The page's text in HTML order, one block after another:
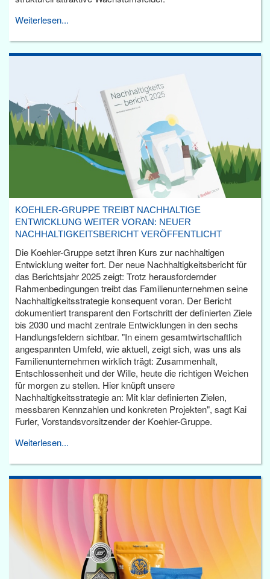
Weiterlesen...
KOEHLER-GRUPPE TREIBT NACHHALTIGE
ENTWICKLUNG WEITER VORAN: NEUER
NACHHALTIGKEITSBERICHT VERÖFFENTLICHT
Die Koehler-Gruppe setzt ihren Kurs zur nachhaltigen
Entwicklung weiter fort. Der neue Nachhaltigkeitsbericht für
das Berichtsjahr 2025 zeigt: Trotz herausfordernder
Rahmenbedingungen treibt das Familienunternehmen seine
Nachhaltigkeitsstrategie konsequent voran. Der Bericht
dokumentiert transparent den Fortschritt der definierten Ziele
bis 2030 und macht zentrale Entwicklungen in den sechs
Handlungsfeldern sichtbar. "In einem gesamtwirtschaftlich
angespannten Umfeld, wie aktuell, zeigt sich, was uns als
Familienunternehmen wirklich trägt: Zusammenhalt,
Entschlossenheit und der Wille, heute die richtigen Weichen
für morgen zu stellen. Hier knüpft unsere
Nachhaltigkeitsstrategie an: Mit klar definierten Zielen,
messbaren Kennzahlen und konkreten Projekten", sagt Kai
Furler, Vorstandsvorsitzender der Koehler-Gruppe.
Weiterlesen...